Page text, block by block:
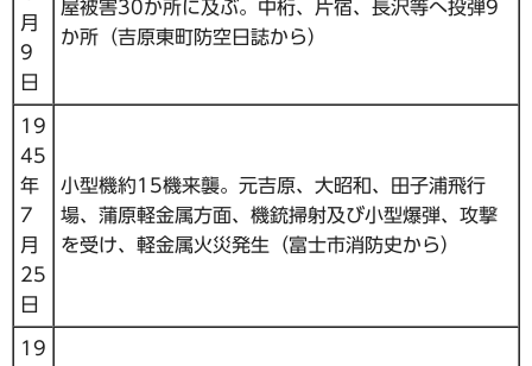
月
9
日
屋被害30か所に及ぶ。中桁、片宿、長沢等へ投弾9
か所（吉原東町防空日誌から）
19
45
年
7
月
25
日
小型機約15機来襲。元吉原、大昭和、田子浦飛行
場、蒲原軽金属方面、機銃掃射及び小型爆弾、攻撃
を受け、軽金属火災発生（富士市消防史から）
19